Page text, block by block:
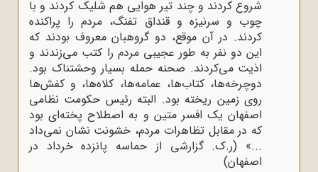
شروع کردند و چند تیر هوایی هم شلیک کردند و با
چوب و سرنیزه و قنداق‌ تفنگ، مردم را پراکنده
کردند. در آن موقع، دو گروهبان معروف بودند که
این دو نفر به طور عجیبی مردم را کتب می‌زندند و
اذیت می‌کردند. صحنه حمله بسیار وحشتناک بود.
دوچرخه‌ها، کتاب‌ها، عمامه‌ها، کلاه‌ها، و کفش‌ها
روی زمین ریخته بود. البته رئیس حکومت نظامی
اصفهان یک افسر متین و به اصطلاح پخته‌ای بود
که در مقابل تظاهرات مردم، خشونت نشان نمی‌داد
...» (ر.ک. گزارشی از حماسه پانزده خرداد در
اصفهان)